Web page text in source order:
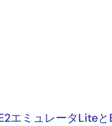
エミュレータLite